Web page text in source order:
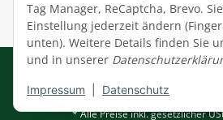
Tag Manager, ReCaptcha, Brevo.
Einstellung jederzeit ändern
unten). Weitere Details finden Sie
und in unserer
Impressum Datenschutz
Impressum|AGB|
© MEGAZOO Alpha
* Alle Preise inkl. gesetzlicher